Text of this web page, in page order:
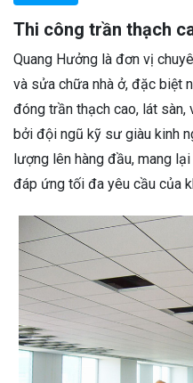
Thi công trần thạch
Quang Hưởng là đơn vị
và sửa chữa nhà ở, đặc biệt
đóng trần thạch cao, lát
bởi đội ngũ kỹ sư giàu kinh
lượng lên hàng đầu, mang
đáp ứng tối đa yêu cầu của